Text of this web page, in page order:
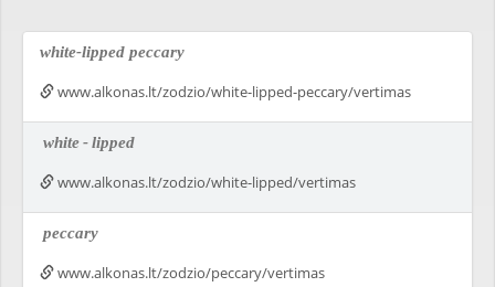
white-lipped peccary
www.alkonas.lt/zodzio/white-lipped-peccary/vertimas
white-lipped
www.alkonas.lt/zodzio/white-lipped/vertimas
peccary
www.alkonas.lt/zodzio/peccary/vertimas